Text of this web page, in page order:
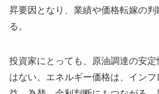
昇要因となり、業績や価格転嫁の判
る。
投資家にとっても、原油調達の安
はない。エネルギー価格は、インフ